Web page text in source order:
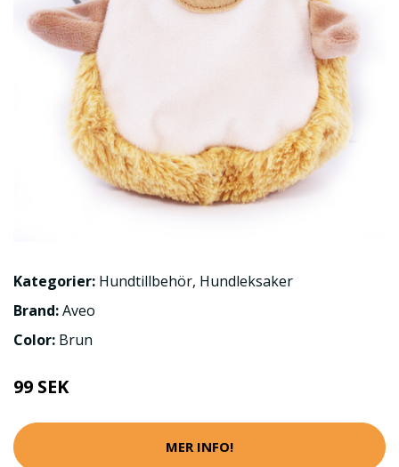
Kategorier: Hundtillbehör, Hundleksaker
Brand:Aveo
Color: Brun
99 SEK
MER INFO!